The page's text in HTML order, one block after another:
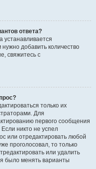
ответа?
устанавливается
добавить количество
свяжитесь с
только их
Для
первого сообщения
никто не успел
или отредактировать любой
проголосовал, то только
или удалить
было менять варианты